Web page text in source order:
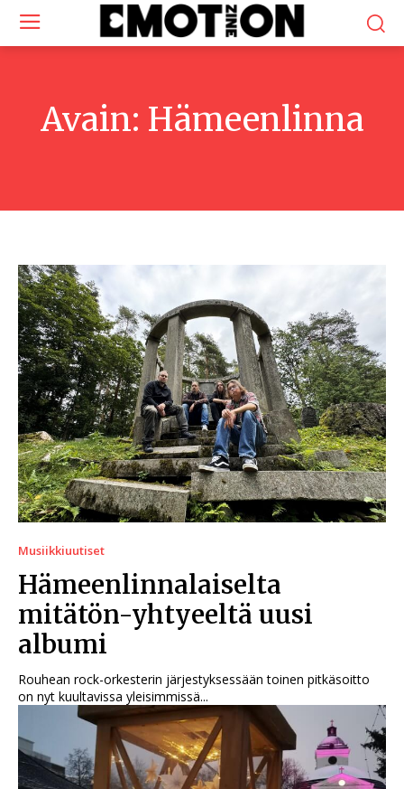
Avain: Hämeenlinna
Musiikkiuutiset
Hämeenlinnalaiselta
mitätön-yhtyeeltä uusi
albumi
Rouhean rock-orkesterin järjestyksessään toinen pitkäsoitto
on nyt kuultavissa yleisimmissä...